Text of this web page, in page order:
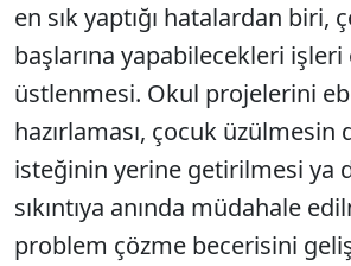
en sık yaptığı hatalardan biri,
başlarına yapabilecekleri işleri
üstlenmesi. Okul projelerini
hazırlaması, çocuk üzülmesin
isteğinin yerine getirilmesi ya
sıkıntıya anında müdahale
problem çözme becerisini